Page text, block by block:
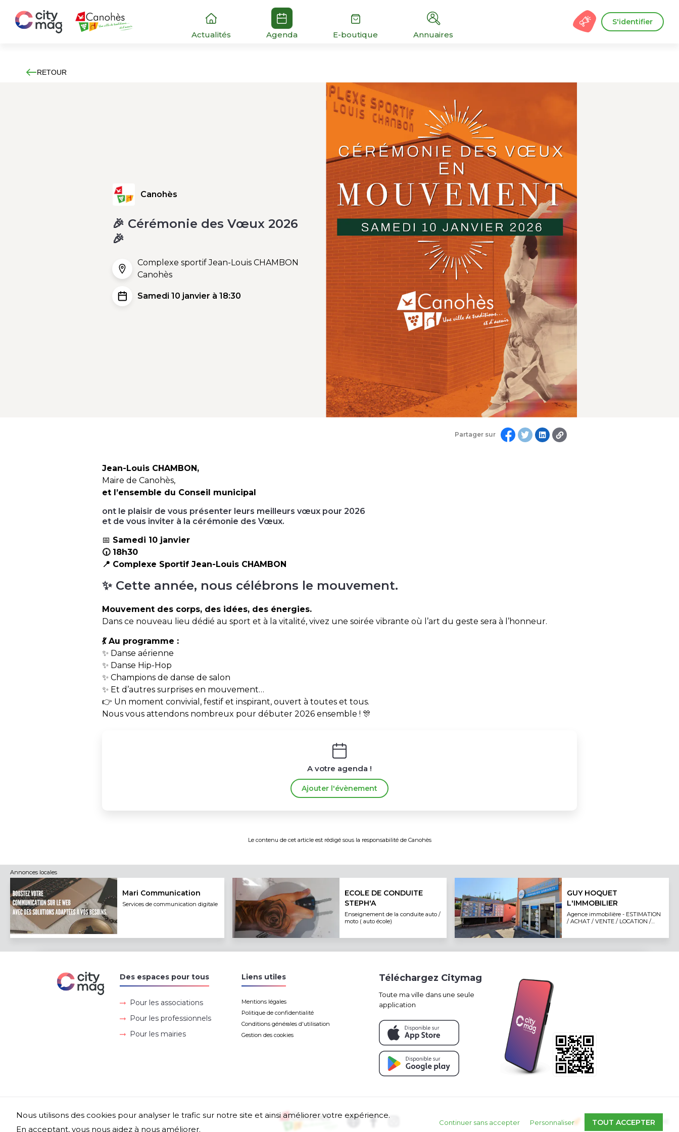
Actualités Agenda E-boutique Annuaires
S'identifier
RETOUR
Canohès
🎉 Cérémonie des Vœux 2026
🎉
Complexe sportif Jean-Louis CHAMBON
Canohès
Samedi 10 janvier à 18:30
Partager sur
Jean-Louis CHAMBON,
Maire de Canohès,
et l’ensemble du Conseil municipal
ont le plaisir de vous présenter leurs meilleurs vœux pour 2026
et de vous inviter à la cérémonie des Vœux.
📅 Samedi 10 janvier
🕡 18h30
📍 Complexe Sportif Jean-Louis CHAMBON
✨ Cette année, nous célébrons le mouvement.
Mouvement des corps, des idées, des énergies.
Dans ce nouveau lieu dédié au sport et à la vitalité, vivez une soirée vibrante où l’art du geste sera à l’honneur.
💃 Au programme :
✨ Danse aérienne
✨ Danse Hip-Hop
✨ Champions de danse de salon
✨ Et d’autres surprises en mouvement…
👉 Un moment convivial, festif et inspirant, ouvert à toutes et tous.
Nous vous attendons nombreux pour débuter 2026 ensemble ! 🎊
A votre agenda !
Ajouter l'évènement
Le contenu de cet article est rédigé sous la responsabilité de Canohès
Annonces locales
Mari Communication
Services de communication digitale
ECOLE DE CONDUITE
STEPH'A
Enseignement de la conduite auto /
moto ( auto école)
GUY HOQUET
L'IMMOBILIER
Agence immobilière - ESTIMATION
/ ACHAT / VENTE / LOCATION /
Des espaces pour tous
Pour les associations
Pour les professionnels
Pour les mairies
Liens utiles
Mentions légales
Politique de confidentialité
Conditions générales d'utilisation
Gestion des cookies
Téléchargez Citymag
Toute ma ville dans une seule
application
Propulsé par
Nous utilisons des cookies pour analyser le trafic sur notre site et ainsi améliorer votre expérience.
En acceptant, vous nous aidez à nous améliorer.
TOUT ACCEPTER
Personnaliser
Continuer sans accepter